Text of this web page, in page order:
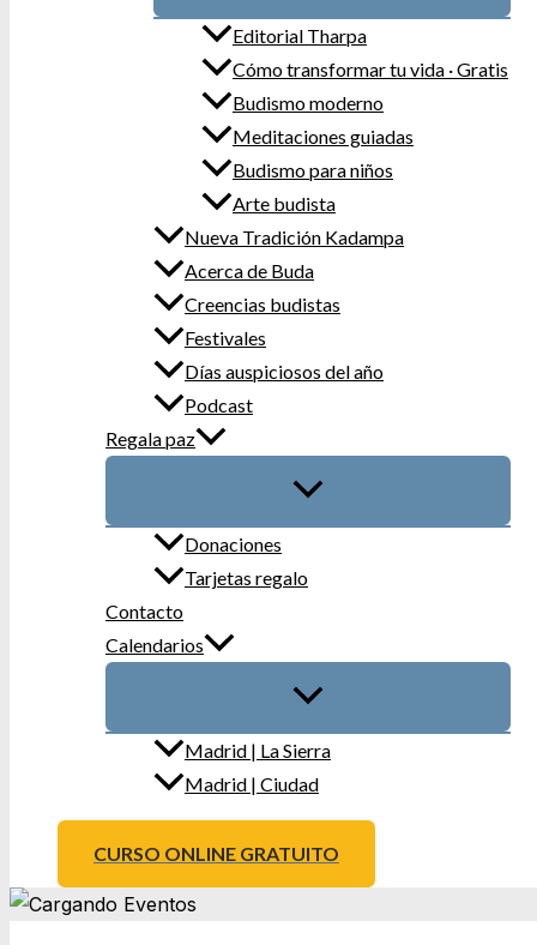
Editorial Tharpa
Cómo transformar tu vida · Gratis
Budismo moderno
Meditaciones guiadas
Budismo para niños
Arte budista
Nueva Tradición Kadampa
Acerca de Buda
Creencias budistas
Festivales
Días auspiciosos del año
Podcast
Regala paz
Donaciones
Tarjetas regalo
Contacto
Calendarios
Madrid | La Sierra
Madrid | Ciudad
CURSO ONLINE GRATUITO